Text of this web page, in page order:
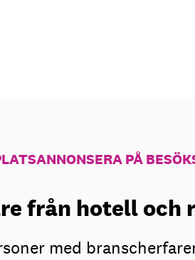
PÅ
från hotell och
med